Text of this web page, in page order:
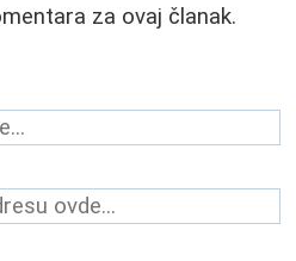
za ovaj članak.